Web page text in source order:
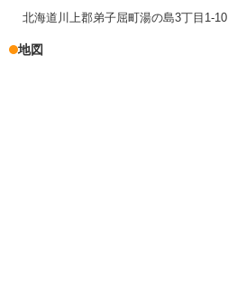
北海道川上郡弟子屈町湯の島3丁目1-10
地図